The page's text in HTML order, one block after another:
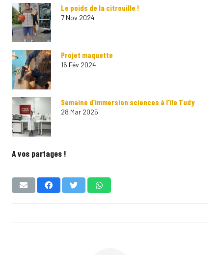
Le poids de la citrouille !
7 Nov 2024
Projet maquette
16 Fév 2024
Semaine d’immersion sciences à l’île Tudy
28 Mar 2025
A vos partages !